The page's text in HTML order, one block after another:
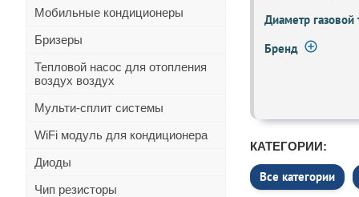
Мобильные кондиционеры
Бризеры
Тепловой насос для отопления
воздух воздух
Мульти-сплит системы
WiFi модуль для кондиционера
Диоды
Чип резисторы
Диаметр газовой
Бренд
КАТЕГОРИИ:
Все категории